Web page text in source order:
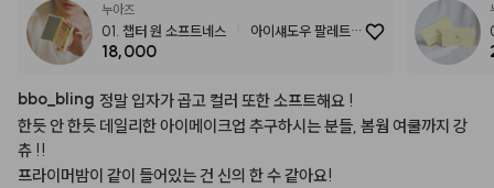
누아즈
01. 챕터 원 소프트네스
아이섀도우 팔레트
챕터 시리즈 소프트 데이즈 (2colors)
18,000
bbo bling 정말 입자가곱고 컬러 또한소프트해요 !
한듯안한듯 데일리한아이메이크업 추구하시는분들, 봄웜 여쿨까지 강
츄 !!
프라이머밤이 같이 들어있는 건 신의 한수같아요!